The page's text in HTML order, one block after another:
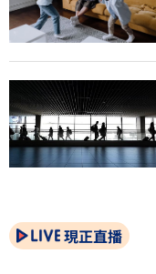
現正直播